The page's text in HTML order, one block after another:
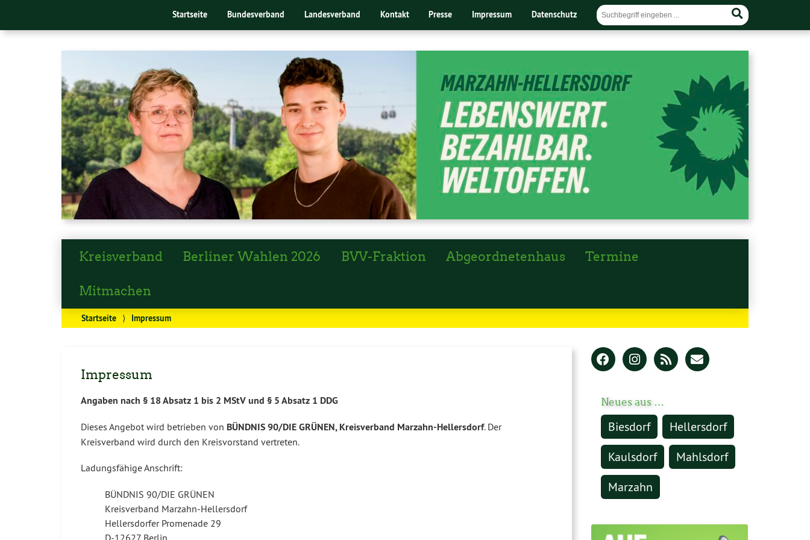
Startseite Bundesverband Landesverband Kontakt Presse Impressum Datenschutz
Kreisverband Berliner Wahlen 2026 BVV-Fraktion Abgeordnetenhaus Termine
Mitmachen
Startseite ⟩ Impressum
Impressum
Angaben nach § 18 Absatz 1 bis 2 MStV und § 5 Absatz 1 DDG
Dieses Angebot wird betrieben von BÜNDNIS 90/DIE GRÜNEN, Kreisverband Marzahn-Hellersdorf. Der
Kreisverband wird durch den Kreisvorstand vertreten.
Ladungsfähige Anschrift:
BÜNDNIS 90/DIE GRÜNEN
Kreisverband Marzahn-Hellersdorf
Hellersdorfer Promenade 29
D-12627 Berlin
Neues aus …
Biesdorf
Hellersdorf
Kaulsdorf
Mahlsdorf
Marzahn